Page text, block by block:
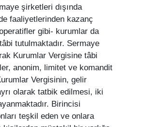
şirketleri dışında
faaliyetlerinden kazanç
gibi- kurumlar da
tutulmaktadır. Sermaye
Kurumlar Vergisine tâbi
anonim, limitet ve komandit
Vergisinin, gelir
olarak tatbik edilmesi, iki
Birincisi
teşkil eden ve onlara